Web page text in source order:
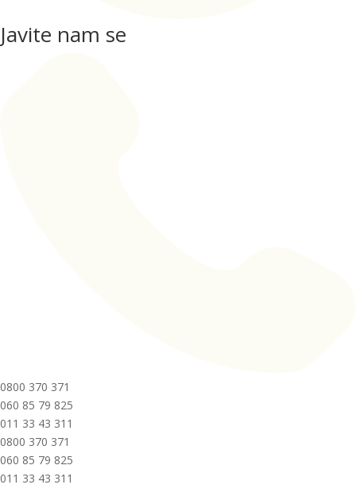
Javite nam se
0800 370 371
060 85 79 825
011 33 43 311
0800 370 371
060 85 79 825
011 33 43 311